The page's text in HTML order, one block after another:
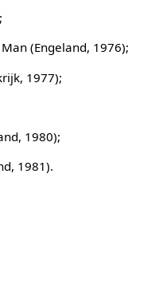
(Engeland, 1976);
1977);
1980);
1981).